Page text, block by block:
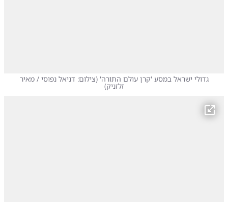
גדולי ישראל במסע 'קרן עולם התורה' (צילום: דניאל נפוסי / מאיר
זלזניק)